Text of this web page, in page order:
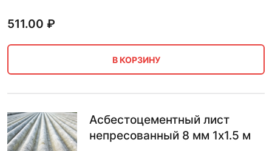
511.00 ₽
В КОРЗИНУ
Асбестоцементный лист
непресованный 8 мм 1х1.5 м